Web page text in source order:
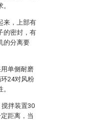
来，上部有
的密封，有
的分离要
单侧耐磨
24对风粉
拌装置30
距离，当